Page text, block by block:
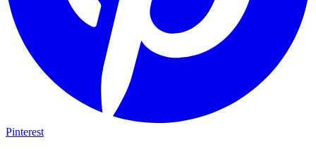
Pinterest